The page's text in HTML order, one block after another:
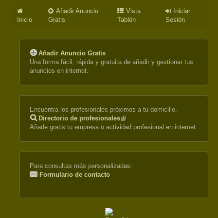
Inicio
Añadir Anuncio
Gratis
Vista
Tablón
Iniciar
Sesión
Añadir Anuncio Gratis
Una forma fácil, rápida y gratuita de añadir y gestionar tus
anuncios en internet.
Encuentra los profesionales próximos a tu domicilio.
Directorio de profesionales(link
is
Añade gratis tu empresa o actividad profesional en internet.
Para consultas más personalizadas:
Formulario de contacto